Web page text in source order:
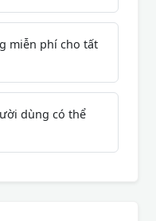
miễn phí cho tất
dùng có thể